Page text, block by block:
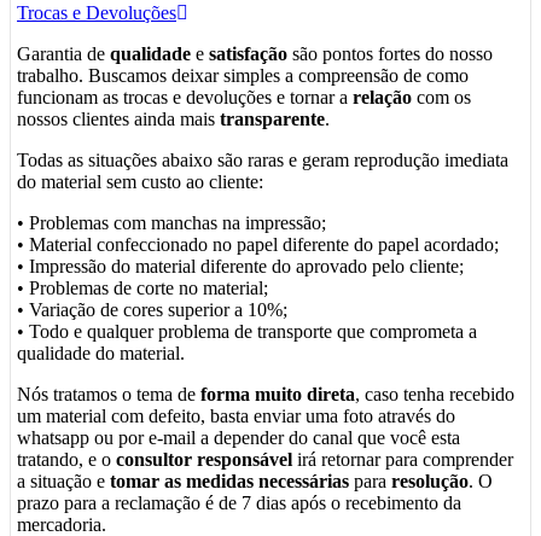
Trocas e Devoluções
Garantia de qualidade e satisfação são pontos fortes do nosso
trabalho. Buscamos deixar simples a compreensão de como
funcionam as trocas e devoluções e tornar a relação com os
nossos clientes ainda mais transparente.
Todas as situações abaixo são raras e geram reprodução imediata
do material sem custo ao cliente:
• Problemas com manchas na impressão;
• Material confeccionado no papel diferente do papel acordado;
• Impressão do material diferente do aprovado pelo cliente;
• Problemas de corte no material;
• Variação de cores superior a 10%;
• Todo e qualquer problema de transporte que comprometa a
qualidade do material.
Nós tratamos o tema de forma muito direta, caso tenha recebido
um material com defeito, basta enviar uma foto através do
whatsapp ou por e-mail a depender do canal que você esta
tratando, e o consultor responsável irá retornar para comprender
a situação e tomar as medidas necessárias para resolução. O
prazo para a reclamação é de 7 dias após o recebimento da
mercadoria.